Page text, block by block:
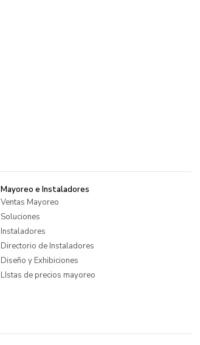
Mayoreo e Instaladores
Ventas Mayoreo
Soluciones
Instaladores
Directorio de Instaladores
Diseño y Exhibiciones
LIstas de precios mayoreo